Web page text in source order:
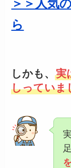
＞＞人気
ら
しかも、実
しっていま